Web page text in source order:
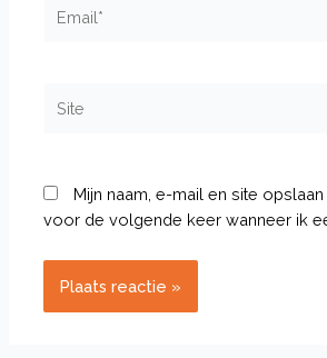
Mijn naam, e-mail en site
voor de volgende keer wanneer ik